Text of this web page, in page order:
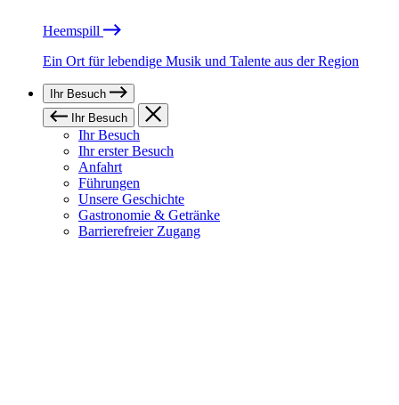
Heemspill
Ein Ort für lebendige Musik und Talente aus der Region
Ihr Besuch
Ihr Besuch
Ihr Besuch
Ihr erster Besuch
Anfahrt
Führungen
Unsere Geschichte
Gastronomie & Getränke
Barrierefreier Zugang